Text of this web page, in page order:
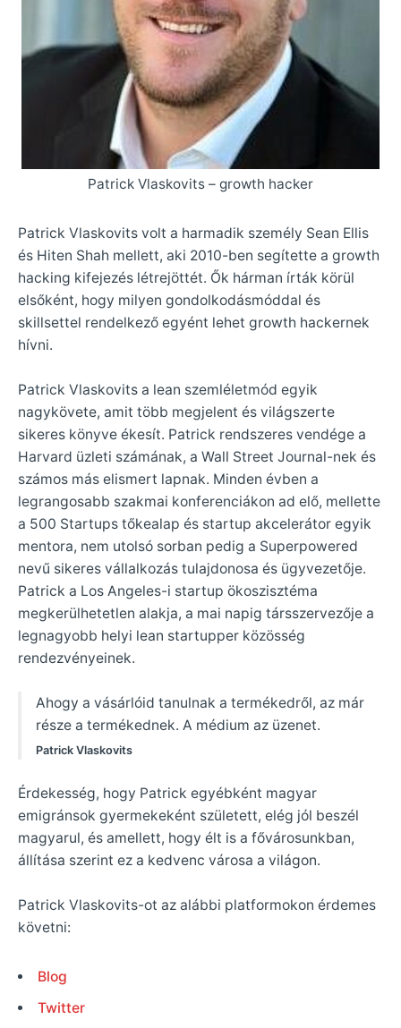
Patrick Vlaskovits – growth hacker
Patrick Vlaskovits volt a harmadik személy Sean Ellis
és Hiten Shah mellett, aki 2010-ben segítette a growth
hacking kifejezés létrejöttét. Ők hárman írták körül
elsőként, hogy milyen gondolkodásmóddal és
skillsettel rendelkező egyént lehet growth hackernek
hívni.
Patrick Vlaskovits a lean szemléletmód egyik
nagykövete, amit több megjelent és világszerte
sikeres könyve ékesít. Patrick rendszeres vendége a
Harvard üzleti számának, a Wall Street Journal-nek és
számos más elismert lapnak. Minden évben a
legrangosabb szakmai konferenciákon ad elő, mellette
a 500 Startups tőkealap és startup akcelerátor egyik
mentora, nem utolsó sorban pedig a Superpowered
nevű sikeres vállalkozás tulajdonosa és ügyvezetője.
Patrick a Los Angeles-i startup ökoszisztéma
megkerülhetetlen alakja, a mai napig társszervezője a
legnagyobb helyi lean startupper közösség
rendezvényeinek.
Ahogy a vásárlóid tanulnak a termékedről, az már
része a termékednek. A médium az üzenet.
Patrick Vlaskovits
Érdekesség, hogy Patrick egyébként magyar
emigránsok gyermekeként született, elég jól beszél
magyarul, és amellett, hogy élt is a fővárosunkban,
állítása szerint ez a kedvenc városa a világon.
Patrick Vlaskovits-ot az alábbi platformokon érdemes
követni:
Blog
Twitter